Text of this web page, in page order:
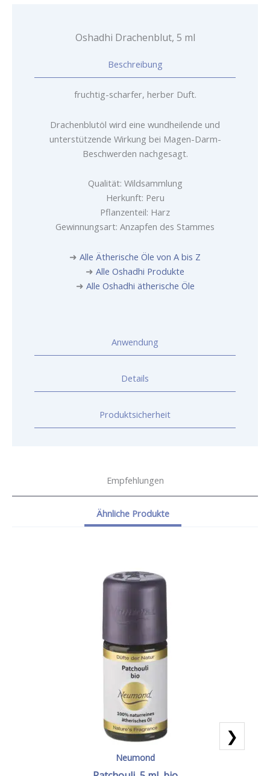
Oshadhi Drachenblut, 5 ml
Beschreibung
fruchtig-scharfer, herber Duft.
Drachenblutöl wird eine wundheilende und
unterstützende Wirkung bei Magen-Darm-
Beschwerden nachgesagt.
Qualität: Wildsammlung
Herkunft: Peru
Pflanzenteil: Harz
Gewinnungsart: Anzapfen des Stammes
➜ Alle Ätherische Öle von A bis Z
➜ Alle Oshadhi Produkte
➜ Alle Oshadhi ätherische Öle
Anwendung
Details
Produktsicherheit
Empfehlungen
Ähnliche Produkte
Neumond
❯